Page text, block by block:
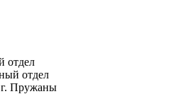
отдел
отдел
Пружаны